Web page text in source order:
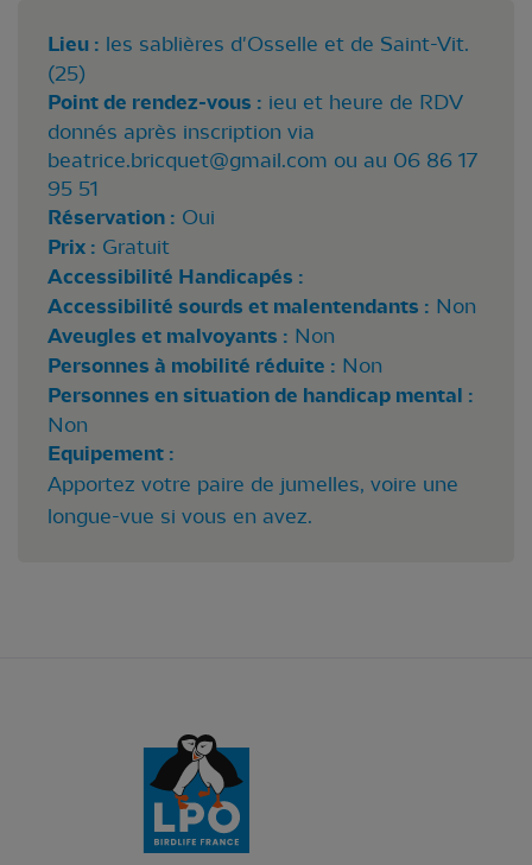
Lieu : les sablières d'Osselle et de Saint-Vit.
(25)
Point de rendez-vous : ieu et heure de RDV
donnés après inscription via
beatrice.bricquet@gmail.com ou au 06 86 17
95 51
Réservation : Oui
Prix : Gratuit
Accessibilité Handicapés :
Accessibilité sourds et malentendants : Non
Aveugles et malvoyants : Non
Personnes à mobilité réduite : Non
Personnes en situation de handicap mental :
Non
Equipement :
Apportez votre paire de jumelles, voire une
longue-vue si vous en avez.